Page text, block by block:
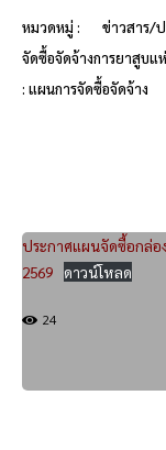
หมวดหมู่ :
ข่าวสาร/
จัดซื้อจัดจ้างการยาสูบแ
: แผนการจัดซื้อจัดจ้าง
ประกาศแผนจัดซื้อกล่อ
2569
ดาวน์โหลด
24